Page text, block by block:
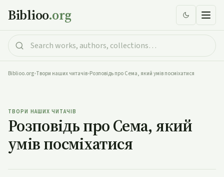
Biblioo.org
Biblioo.org•Твори наших читачів•Розповідь про Сема, який умів посміхатися
ТВОРИ НАШИХ ЧИТАЧІВ
Розповідь про Сема, який
умів посміхатися